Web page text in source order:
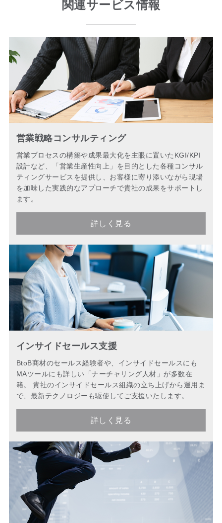
関連サービス情報
営業戦略コンサルティング
営業プロセスの構築や成果最大化を主眼に置いたKGI/KPI
設計など、「営業生産性向上」を目的とした各種コンサル
ティングサービスを提供し、お客様に寄り添いながら現場
を加味した実践的なアプローチで貴社の成果をサポートし
ます。
詳しく見る
インサイドセールス支援
BtoB商材のセールス経験者や、インサイドセールスにも
MAツールにも詳しい「ナーチャリング人材」が多数在
籍。 貴社のインサイドセールス組織の立ち上げから運用ま
で、最新テクノロジーも駆使してご支援いたします。
詳しく見る